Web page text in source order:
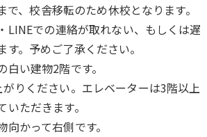
、校舎移転のため休校となります。
LINEでの連絡が取れない、もしくは遅
。予めご了承ください。
い建物2階です。
りください。エレベーターは3階以上
ただきます。
かって右側です。